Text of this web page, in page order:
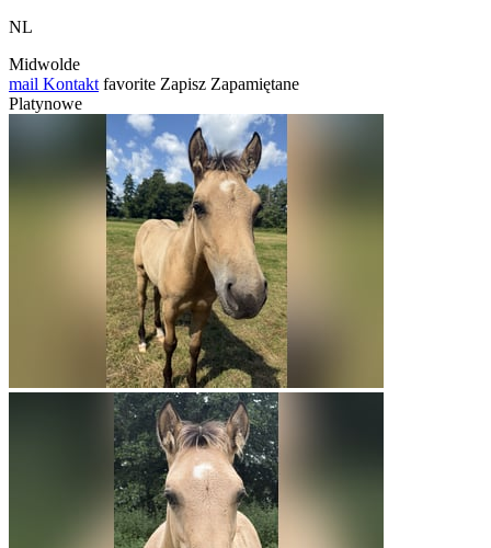
NL
Midwolde
mail Kontakt favorite Zapisz Zapamiętane
Platynowe